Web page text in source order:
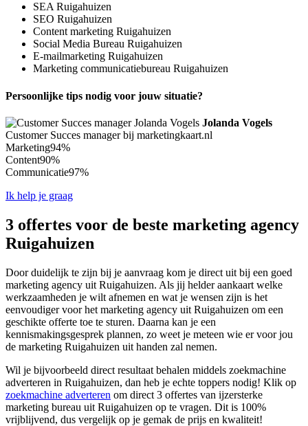
SEA Ruigahuizen
SEO Ruigahuizen
Content marketing Ruigahuizen
Social Media Bureau Ruigahuizen
E-mailmarketing Ruigahuizen
Marketing communicatiebureau Ruigahuizen
Persoonlijke tips nodig voor jouw situatie?
Jolanda Vogels
Customer Succes manager bij marketingkaart.nl
Marketing94%
Content90%
Communicatie97%
Ik help je graag
3 offertes voor de beste marketing agency
Ruigahuizen
Door duidelijk te zijn bij je aanvraag kom je direct uit bij een goed
marketing agency uit Ruigahuizen. Als jij helder aankaart welke
werkzaamheden je wilt afnemen en wat je wensen zijn is het
eenvoudiger voor het marketing agency uit Ruigahuizen om een
geschikte offerte toe te sturen. Daarna kan je een
kennismakingsgesprek plannen, zo weet je meteen wie er voor jou
de marketing Ruigahuizen uit handen zal nemen.
Wil je bijvoorbeeld direct resultaat behalen middels zoekmachine
adverteren in Ruigahuizen, dan heb je echte toppers nodig! Klik op
zoekmachine adverteren om direct 3 offertes van ijzersterke
marketing bureau uit Ruigahuizen op te vragen. Dit is 100%
vrijblijvend, dus vergelijk op je gemak de prijs en kwaliteit!